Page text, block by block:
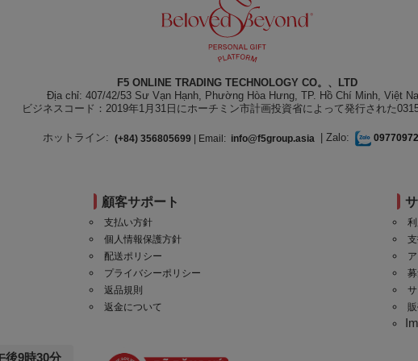
F5 ONLINE TRADING TECHNOLOGY CO。、LTD
Địa chỉ: 407/42/53 Sư Vạn Hạnh, Phường Hòa Hưng, TP. Hồ Chí Minh, Việt
ビジネスコード：2019年1月31日にホーチミン市計画投資省によって発行された
ホットライン: (+84) 356805699| Email: info@f5group.asia | Zalo:
顧客サポート
支払い方針
個人情報保護方針
配送ポリシー
プライバシーポリシー
返品規則
返金について
後9時30分